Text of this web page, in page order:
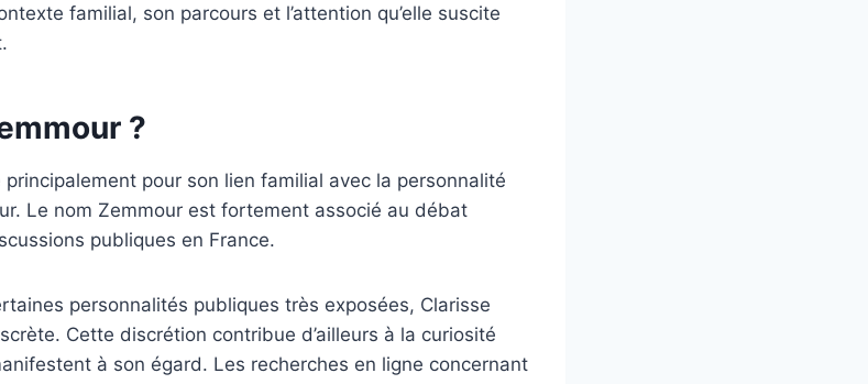
familial, son parcours et l’attention qu’elle suscite
?
principalement pour son lien familial avec la personnalité
Le nom Zemmour est fortement associé au débat
publiques en France.
personnalités publiques très exposées, Clarisse
Cette discrétion contribue d’ailleurs à la curiosité
à son égard. Les recherches en ligne concernant